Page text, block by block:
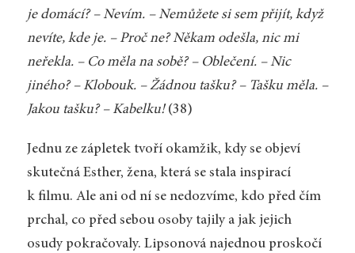
je domácí? – Nevím. – Nemůžete si sem přijít, když
nevíte, kde je. – Proč ne? Někam odešla, nic mi
neřekla. – Co měla na sobě? – Oblečení. – Nic
jiného? – Klobouk. – Žádnou tašku? – Tašku měla. –
Jakou tašku? – Kabelku!(38)
Jednu ze zápletek tvoří okamžik, kdy se objeví
skutečná Esther, žena, která se stala inspirací
k filmu. Ale ani od ní se nedozvíme, kdo před čím
prchal, co před sebou osoby tajily a jak jejich
osudy pokračovaly. Lipsonová najednou proskočí